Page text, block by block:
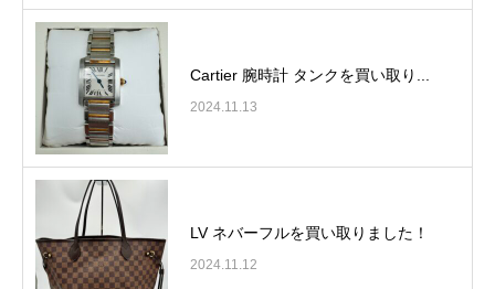
Cartier 腕時計 タンクを買い取り...
2024.11.13
LV ネバーフルを買い取りました！
2024.11.12